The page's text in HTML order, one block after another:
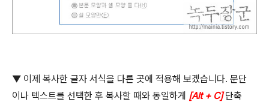
▼ 이제 복사한 글자 서식을 다른 곳에 적용해 보겠습니다. 문단
이나 텍스트를 선택한 후 복사할 때와 동일하게 [Alt + C] 단축